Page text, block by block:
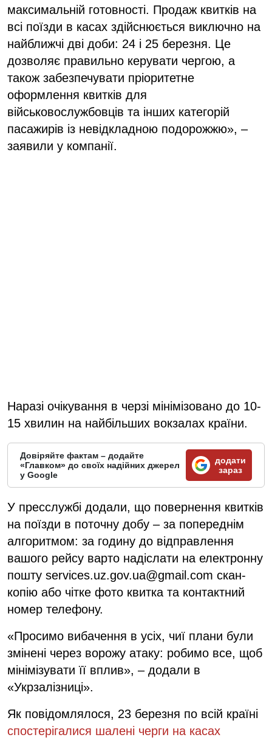
максимальній готовності. Продаж квитків на
всі поїзди в касах здійснюється виключно на
найближчі дві доби: 24 і 25 березня. Це
дозволяє правильно керувати чергою, а
також забезпечувати пріоритетне
оформлення квитків для
військовослужбовців та інших категорій
пасажирів із невідкладною подорожжю», –
заявили у компанії.
Наразі очікування в черзі мінімізовано до 10-
15 хвилин на найбільших вокзалах країни.
Довіряйте фактам – додайте
«Главком» до своїх надійних джерел
у Google
додати
зараз
У пресслужбі додали, що повернення квитків
на поїзди в поточну добу – за попереднім
алгоритмом: за годину до відправлення
вашого рейсу варто надіслати на електронну
пошту services.uz.gov.ua@gmail.com скан-
копію або чітке фото квитка та контактний
номер телефону.
«Просимо вибачення в усіх, чиї плани були
змінені через ворожу атаку: робимо все, щоб
мінімізувати її вплив», – додали в
«Укрзалізниці».
Як повідомлялося, 23 березня по всій країні
спостерігалися шалені черги на касах